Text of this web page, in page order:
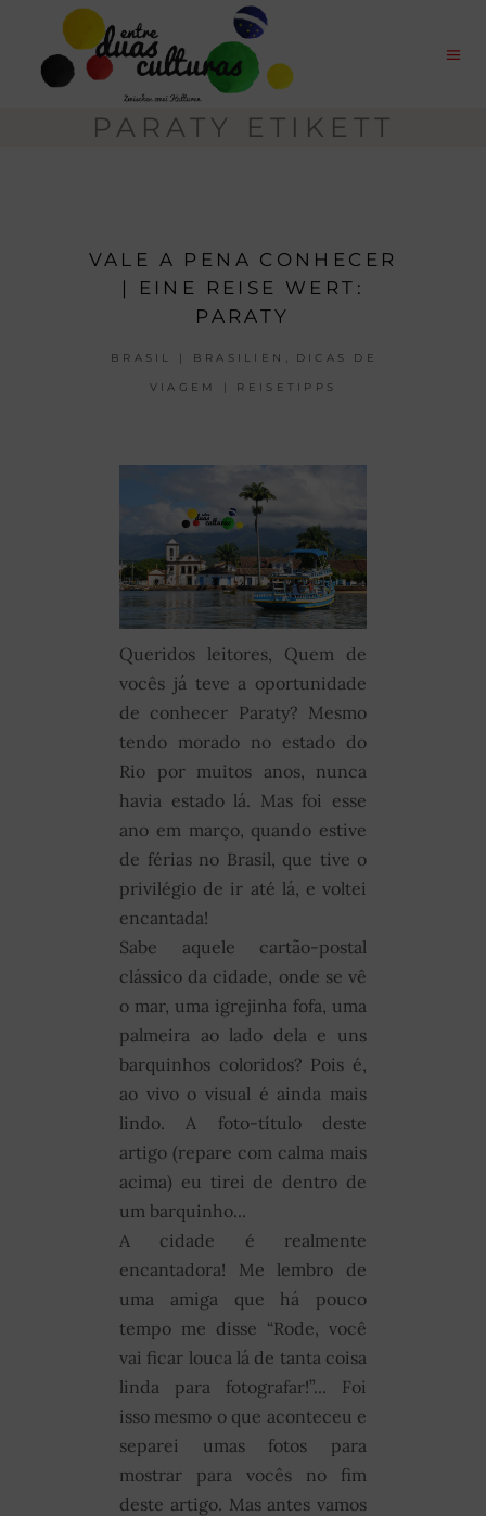
PARATY ETIKETT
VALE A PENA CONHECER
| EINE REISE WERT:
PARATY
BRASIL | BRASILIEN DICAS DE
VIAGEM | REISETIPPS
Queridos leitores, Quem de
vocês já teve a oportunidade
de conhecer Paraty? Mesmo
tendo morado no estado do
Rio por muitos anos, nunca
havia estado lá. Mas foi esse
ano em março, quando estive
de férias no Brasil, que tive o
privilégio de ir até lá, e voltei
encantada!
Sabe aquele cartão-postal
clássico da cidade, onde se vê
o mar, uma igrejinha fofa, uma
palmeira ao lado dela e uns
barquinhos coloridos? Pois é,
ao vivo o visual é ainda mais
lindo. A foto-título deste
artigo (repare com calma mais
acima) eu tirei de dentro de
um barquinho...
A cidade é realmente
encantadora! Me lembro de
uma amiga que há pouco
tempo me disse “Rode, você
vai ficar louca lá de tanta coisa
linda para fotografar!”... Foi
isso mesmo o que aconteceu e
separei umas fotos para
mostrar para vocês no fim
deste artigo. Mas antes vamos